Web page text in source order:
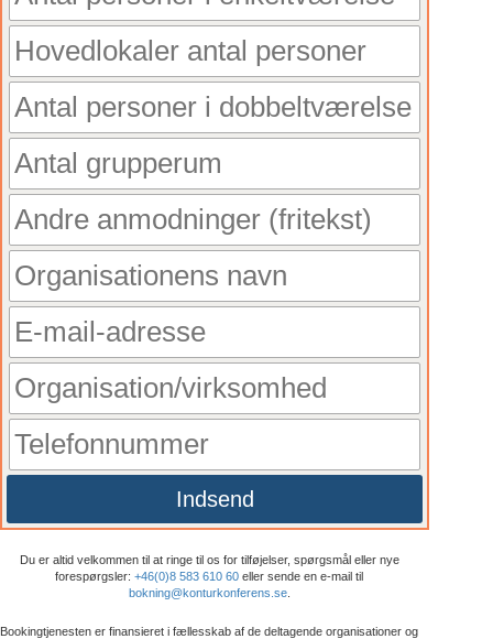
Indsend
Du er altid velkommen til at ringe til os for tilføjelser, spørgsmål eller nye
forespørgsler: +46(0)8 583 610 60 eller sende en e-mail til
bokning@konturkonferens.se.
Bookingtjenesten er finansieret i fællesskab af de deltagende organisationer og